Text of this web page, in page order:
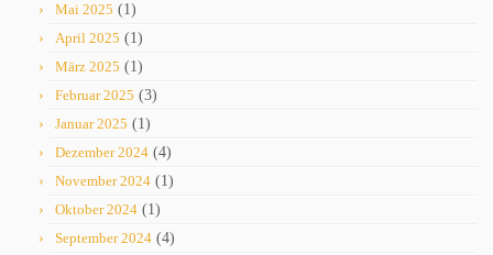
Mai 2025 (1)
April 2025 (1)
März 2025 (1)
Februar 2025 (3)
Januar 2025 (1)
Dezember 2024 (4)
November 2024 (1)
Oktober 2024 (1)
September 2024 (4)